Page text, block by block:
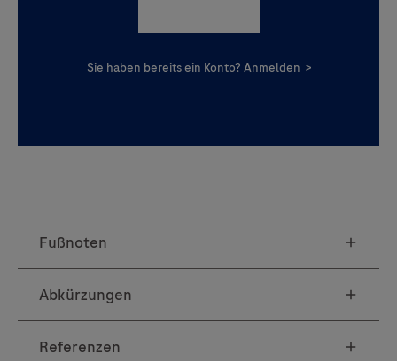
Sie haben bereits ein Konto? Anmelden >